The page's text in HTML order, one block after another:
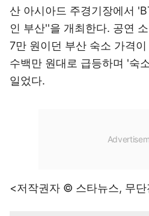
산 아시아드 주경기장에서
인 부산''을 개최한다. 공연
7만 원이던 부산 숙소 가격
수백만 원대로 급등하며 '숙
일었다.
<저작권자 © 스타뉴스, 무